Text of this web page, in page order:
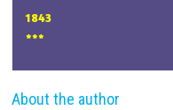
1843
***
About the author